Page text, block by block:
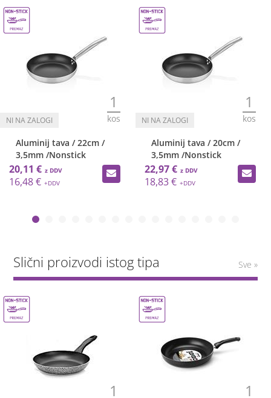
1
kos
Aluminij tava / 22cm /
3,5mm /Nonstick
20,11 €
16,48 €
1
kos
Aluminij tava / 20cm /
3,5mm /Nonstick
22,97 €
18,83 €
Slični proizvodi istog tipa Sve »
1 1